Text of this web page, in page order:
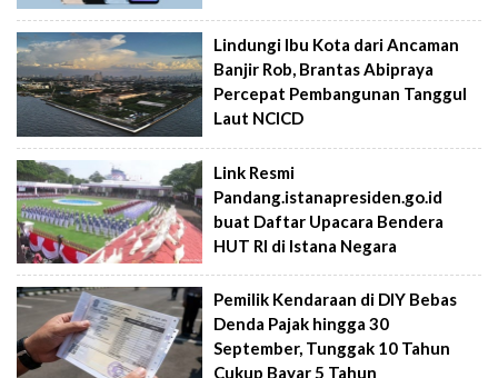
Lindungi Ibu Kota dari Ancaman
Banjir Rob, Brantas Abipraya
Percepat Pembangunan Tanggul
Laut NCICD
Link Resmi
Pandang.istanapresiden.go.id
buat Daftar Upacara Bendera
HUT RI di Istana Negara
Pemilik Kendaraan di DIY Bebas
Denda Pajak hingga 30
September, Tunggak 10 Tahun
Cukup Bayar 5 Tahun